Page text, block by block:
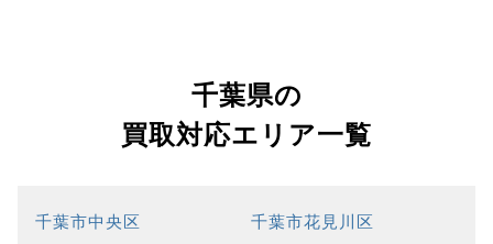
千葉県の
買取対応エリア一覧
千葉市中央区 千葉市花見川区